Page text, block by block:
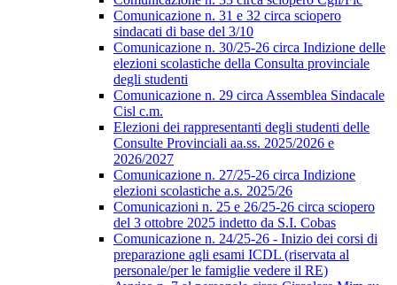
Comunicazione n. 31 e 32 circa sciopero
sindacati di base del 3/10
Comunicazione n. 30/25-26 circa Indizione delle
elezioni scolastiche della Consulta provinciale
degli studenti
Comunicazione n. 29 circa Assemblea Sindacale
Cisl c.m.
Elezioni dei rappresentanti degli studenti delle
Consulte Provinciali aa.ss. 2025/2026 e
2026/2027
Comunicazione n. 27/25-26 circa Indizione
elezioni scolastiche a.s. 2025/26
Comunicazioni n. 25 e 26/25-26 circa sciopero
del 3 ottobre 2025 indetto da S.I. Cobas
Comunicazione n. 24/25-26 - Inizio dei corsi di
preparazione agli esami ICDL (riservata al
personale/per le famiglie vedere il RE)